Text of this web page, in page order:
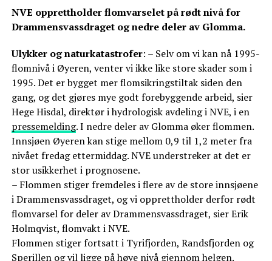
NVE opprettholder flomvarselet på rødt nivå for
Drammensvassdraget og nedre deler av Glomma.
Ulykker og naturkatastrofer: – Selv om vi kan nå 1995-
flomnivå i Øyeren, venter vi ikke like store skader som i
1995. Det er bygget mer flomsikringstiltak siden den
gang, og det gjøres mye godt forebyggende arbeid, sier
Hege Hisdal, direktør i hydrologisk avdeling i NVE, i en
pressemelding. I nedre deler av Glomma øker flommen.
Innsjøen Øyeren kan stige mellom 0,9 til 1,2 meter fra
nivået fredag ettermiddag. NVE understreker at det er
stor usikkerhet i prognosene.
– Flommen stiger fremdeles i flere av de store innsjøene
i Drammensvassdraget, og vi opprettholder derfor rødt
flomvarsel for deler av Drammensvassdraget, sier Erik
Holmqvist, flomvakt i NVE.
Flommen stiger fortsatt i Tyrifjorden, Randsfjorden og
Sperillen og vil ligge på høye nivå gjennom helgen.